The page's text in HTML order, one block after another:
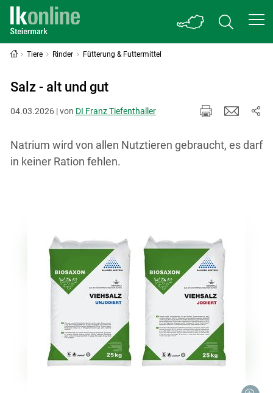
Tiere Rinder Fütterung & Futtermittel
Salz - alt und gut
04.03.2026 | von DI Franz Tiefenthaller
Natrium wird von allen Nutztieren gebraucht, es darf
in keiner Ration fehlen.